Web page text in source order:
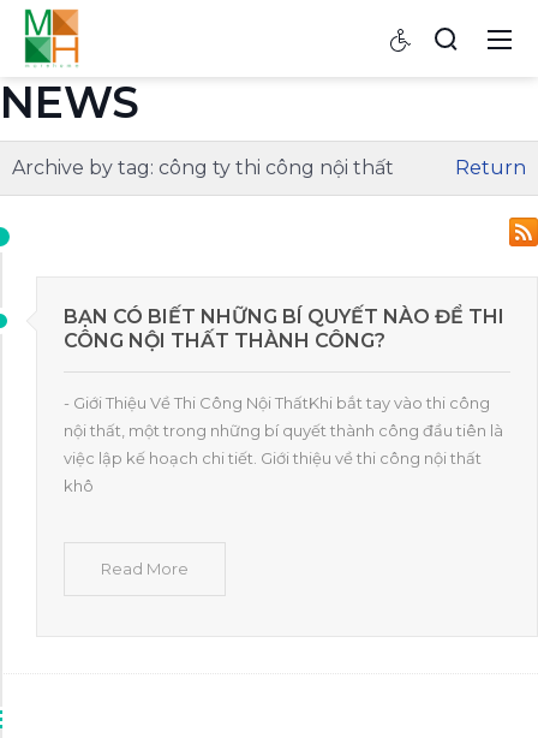
NEWS
Archive by tag: công ty thi công nội thất Return
BẠN CÓ BIẾT NHỮNG BÍ QUYẾT NÀO ĐỂ THI
CÔNG NỘI THẤT THÀNH CÔNG?
- Giới Thiệu Về Thi Công Nội ThấtKhi bắt tay vào thi công
nội thất, một trong những bí quyết thành công đầu tiên là
việc lập kế hoạch chi tiết. Giới thiệu về thi công nội thất
khô
Read More